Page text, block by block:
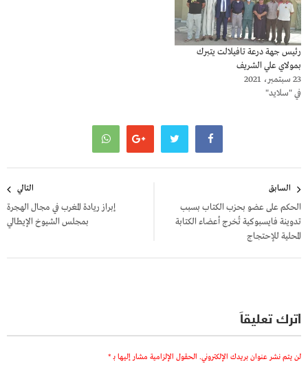
رئيس جهة درعة تافيلالت يتبرك
بمولاي علي الشريف
23 سبتمبر، 2021
في "سلايد"
المقالات
السابق
الحكم على عضو بحزب الكتاب بسبب
تدوينة فايسبوكية تُخرج أعضاء الكتابة
المحلية للإحتجاج
التالي
إبراز ريادة المغرب في مجال الهجرة
بمجلس الشيوخ الإيطالي
اترك تعليقاً
لن يتم نشر عنوان بريدك الإلكتروني. الحقول الإلزامية مشار إليها بـ *